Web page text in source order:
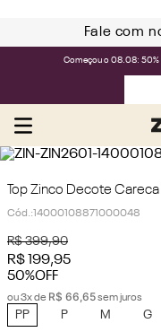
Fale com
Começou o 08.08: 50%
Top Zinco Decote
Cód.:14000108871000048
R$ 399,90
R$ 199,95
50%OFF
ou3x de R$ 66,65sem juros
PP P M G